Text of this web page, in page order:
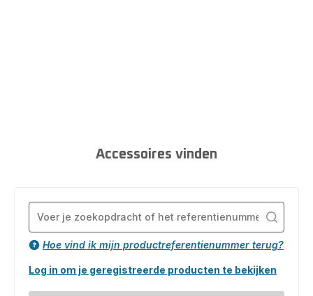
Accessoires vinden
Hoe vind ik mijn productreferentienummer terug?
Log in om je geregistreerde producten te bekijken